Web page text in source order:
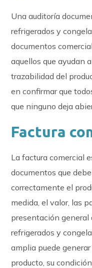
Una auditoría
refrigerados y
documentos
aquellos que ayudan
trazabilidad del
en confirmar que
que ninguno deja
Factura
La factura comercial
documentos que
correctamente el
medida, el valor, las
presentación general
refrigerados y
amplia puede
producto, su